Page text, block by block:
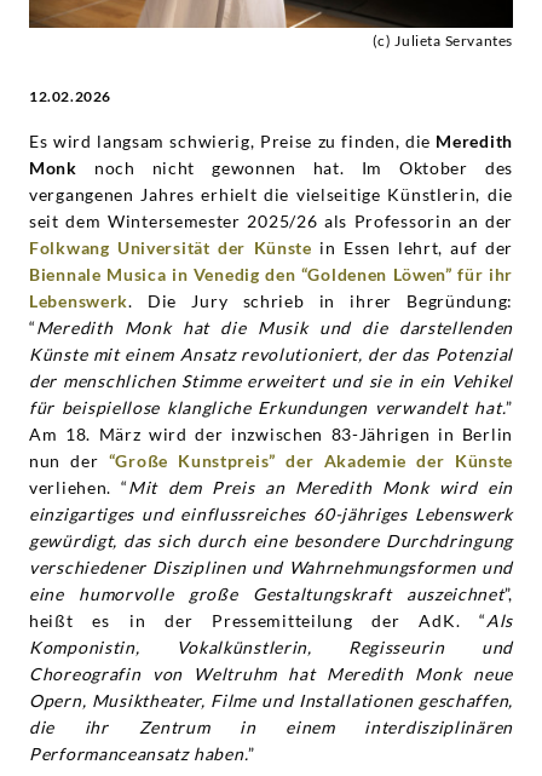
(c) Julieta Servantes
12.02.2026
Es wird langsam schwierig, Preise zu finden, die Meredith
Monk noch nicht gewonnen hat. Im Oktober des
vergangenen Jahres erhielt die vielseitige Künstlerin, die
seit dem Wintersemester 2025/26 als Professorin an der
Folkwang Universität der Künste in Essen lehrt, auf der
Biennale Musica in Venedig den “Goldenen Löwen” für ihr
Lebenswerk. Die Jury schrieb in ihrer Begründung:
“Meredith Monk hat die Musik und die darstellenden
Künste mit einem Ansatz revolutioniert, der das Potenzial
der menschlichen Stimme erweitert und sie in ein Vehikel
für beispiellose klangliche Erkundungen verwandelt hat.”
Am 18. März wird der inzwischen 83-Jährigen in Berlin
nun der “Große Kunstpreis” der Akademie der Künste
verliehen. “Mit dem Preis an Meredith Monk wird ein
einzigartiges und einflussreiches 60-jähriges Lebenswerk
gewürdigt, das sich durch eine besondere Durchdringung
verschiedener Disziplinen und Wahrnehmungsformen und
eine humorvolle große Gestaltungskraft auszeichnet”,
heißt es in der Pressemitteilung der AdK. “Als
Komponistin, Vokalkünstlerin, Regisseurin und
Choreografin von Weltruhm hat Meredith Monk neue
Opern, Musiktheater, Filme und Installationen geschaffen,
die ihr Zentrum in einem interdisziplinären
Performanceansatz haben.”